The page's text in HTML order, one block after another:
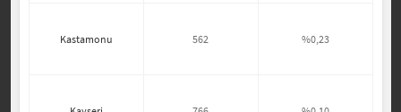
Kastamonu 562 %0,23